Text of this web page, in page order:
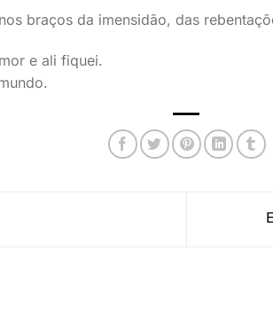
braços da imensidão, das
e ali fiquei.